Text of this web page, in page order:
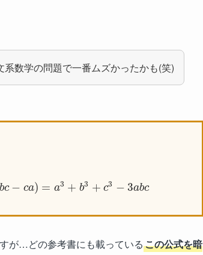
数学の問題で一番ムズかったかも(笑)
bc − ca) = a3 + b3 + c3 − 3abc
が…どの参考書にも載っているこの公式を暗